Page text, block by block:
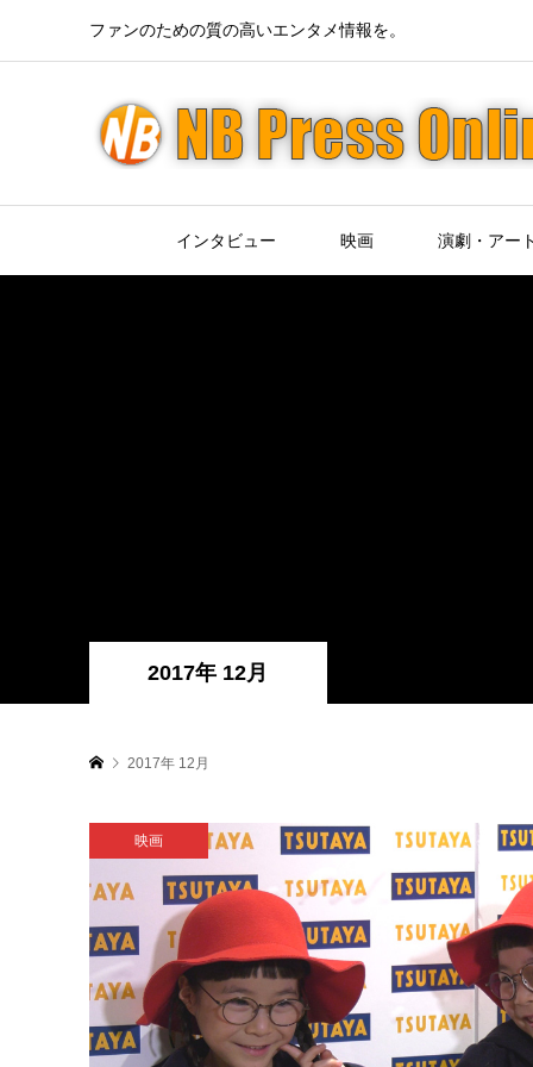
ファンのための質の高いエンタメ情報を。
インタビュー 映画 演劇・アー
2017年 12月
2017年 12月
映画